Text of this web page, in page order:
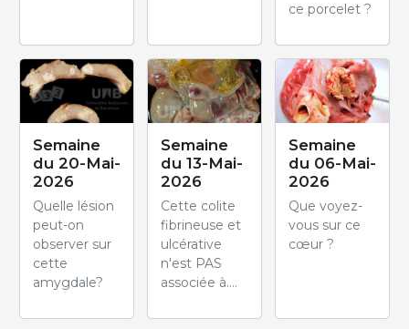
ce porcelet ?
Semaine
du 20-Mai-
2026
Quelle lésion
peut-on
observer sur
cette
amygdale?
Semaine
du 13-Mai-
2026
Cette colite
fibrineuse et
ulcérative
n'est PAS
associée à....
Semaine
du 06-Mai-
2026
Que voyez-
vous sur ce
cœur ?